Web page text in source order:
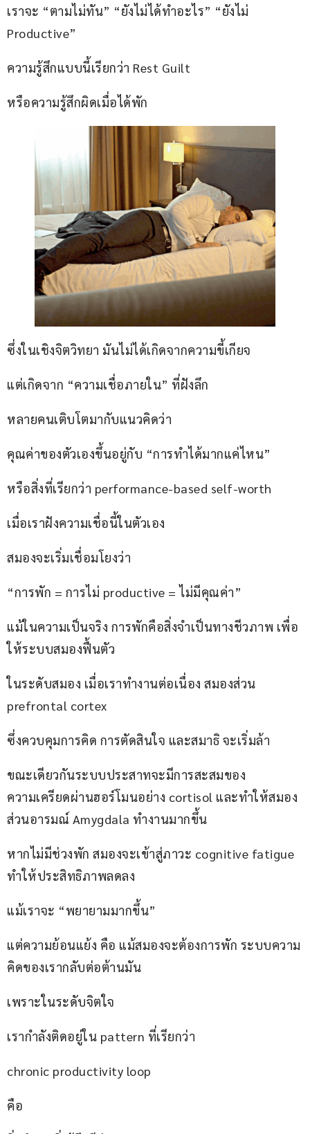
เราจะ “ตามไม่ทัน” “ยังไม่ได้ทำอะไร” “ยังไม่
Productive”
ความรู้สึกแบบนี้เรียกว่า Rest Guilt
หรือความรู้สึกผิดเมื่อได้พัก
ซึ่งในเชิงจิตวิทยา มันไม่ได้เกิดจากความขี้เกียจ
แต่เกิดจาก “ความเชื่อภายใน” ที่ฝังลึก
หลายคนเติบโตมากับแนวคิดว่า
คุณค่าของตัวเองขึ้นอยู่กับ “การทำได้มากแค่ไหน”
หรือสิ่งที่เรียกว่า performance-based self-worth
เมื่อเราฝังความเชื่อนี้ในตัวเอง
สมองจะเริ่มเชื่อมโยงว่า
“การพัก = การไม่ productive = ไม่มีคุณค่า”
แม้ในความเป็นจริง การพักคือสิ่งจำเป็นทางชีวภาพ เพื่อ
ให้ระบบสมองฟื้นตัว
ในระดับสมอง เมื่อเราทำงานต่อเนื่อง สมองส่วน
prefrontal cortex
ซึ่งควบคุมการคิด การตัดสินใจ และสมาธิ จะเริ่มล้า
ขณะเดียวกันระบบประสาทจะมีการสะสมของ
ความเครียดผ่านฮอร์โมนอย่าง cortisol และทำให้สมอง
ส่วนอารมณ์ Amygdala ทำงานมากขึ้น
หากไม่มีช่วงพัก สมองจะเข้าสู่ภาวะ cognitive fatigue
ทำให้ประสิทธิภาพลดลง
แม้เราจะ “พยายามมากขึ้น”
แต่ความย้อนแย้ง คือ แม้สมองจะต้องการพัก ระบบความ
คิดของเรากลับต่อต้านมัน
เพราะในระดับจิตใจ
เรากำลังติดอยู่ใน pattern ที่เรียกว่า
chronic productivity loop
คือ